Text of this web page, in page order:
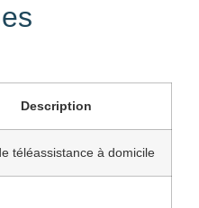
Description
téléassistance à domicile